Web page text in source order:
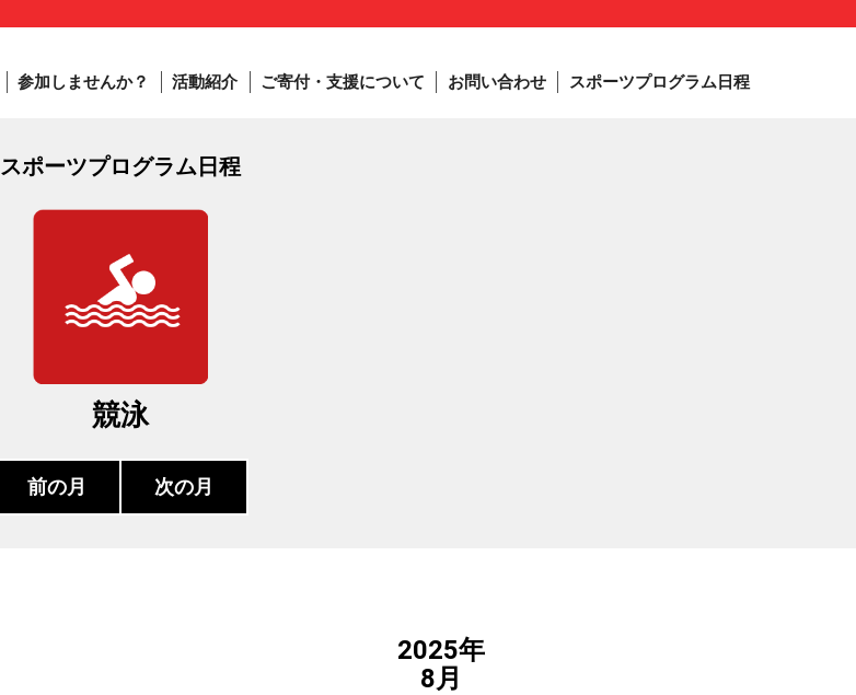
参加しませんか？ 活動紹介 ご寄付・支援について お問い合わせ スポーツプログラム日程
スポーツプログラム日程
競泳
前の月 次の月
2025年
8月